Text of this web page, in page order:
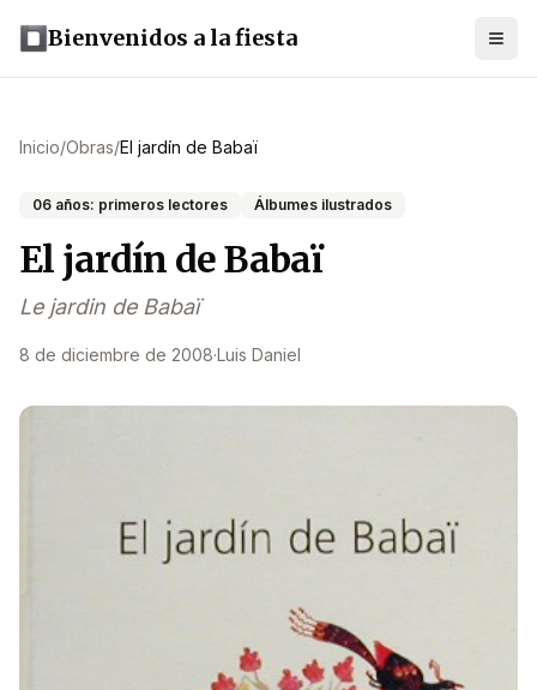
Bienvenidos a la fiesta
Inicio/Obras/El jardín de Babaï
06 años: primeros lectores Álbumes ilustrados
El jardín de Babaï
Le jardin de Babaï
8 de diciembre de 2008·Luis Daniel